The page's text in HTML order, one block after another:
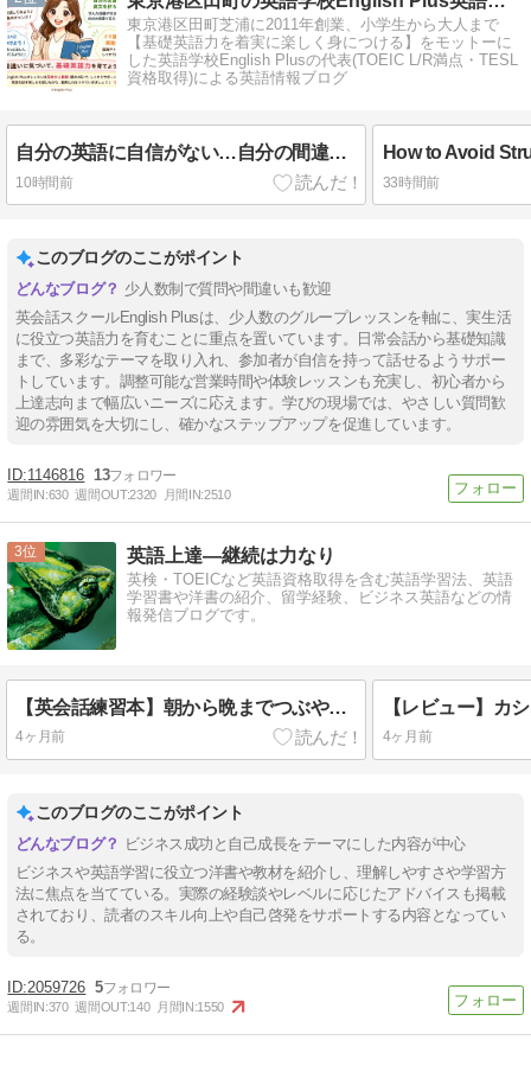
東京港区田町芝浦に2011年創業、小学生から大人まで
【基礎英語力を着実に楽しく身につける】をモットーに
した英語学校English Plusの代表(TOEIC L/R満点・TESL
資格取得)による英語情報ブログ
自分の英語に自信がない…自分の間違いに自分で気づける基礎英語力をつける第一歩！English Plusレッスン受講生用2026年5月2週英語レッスンの復習
10時間前 33時間前
このブログのここがポイント
少人数制で質問や間違いも歓迎
英会話スクールEnglish Plusは、少人数のグループレッスンを軸に、実生活
に役立つ英語力を育むことに重点を置いています。日常会話から基礎知識
まで、多彩なテーマを取り入れ、参加者が自信を持って話せるようサポー
トしています。調整可能な営業時間や体験レッスンも充実し、初心者から
上達志向まで幅広いニーズに応えます。学びの現場では、やさしい質問歓
迎の雰囲気を大切にし、確かなステップアップを促進しています。
1146816 13
週間IN:630 週間OUT:2320 月間IN:2510
3 英語上達―継続は力なり
英検・TOEICなど英語資格取得を含む英語学習法、英語
学習書や洋書の紹介、留学経験、ビジネス英語などの情
報発信ブログです。
【英会話練習本】朝から晩までつぶやく英語表現200
4ヶ月前 4ヶ月前
このブログのここがポイント
ビジネス成功と自己成長をテーマにした内容が中心
ビジネスや英語学習に役立つ洋書や教材を紹介し、理解しやすさや学習方
法に焦点を当てている。実際の経験談やレベルに応じたアドバイスも掲載
されており、読者のスキル向上や自己啓発をサポートする内容となってい
る。
2059726 5
週間IN:370 週間OUT:140 月間IN:1550